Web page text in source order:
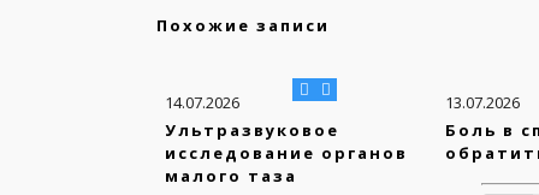
Похожие записи
14.07.2026
Ультразвуковое
исследование органов
малого таза
13.07.2026
Боль в